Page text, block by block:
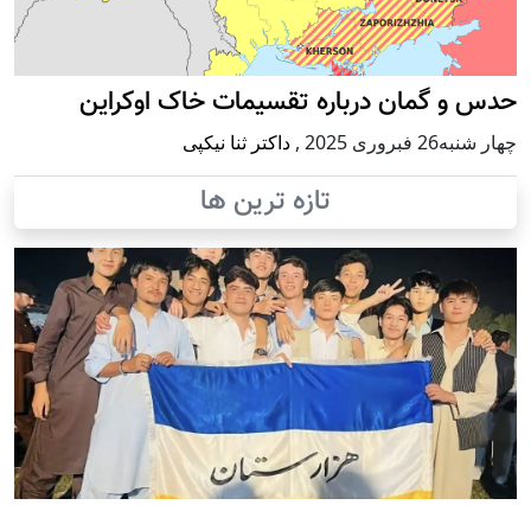
حدس و گمان درباره تقسیمات خاک اوکراین
چهار شنبه26 فبروری 2025 , داکتر ثنا نیکپی
تازه ترین ها